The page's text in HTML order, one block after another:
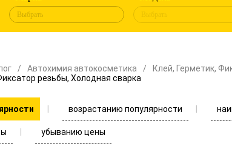
Выбрать Выбрать
Автохимия автокосметика Клей, Герметик,
резьбы, Холодная сварка
возрастанию популярности
убыванию цены